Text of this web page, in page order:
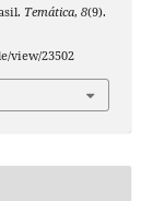
Temática, 8(9).
view/23502